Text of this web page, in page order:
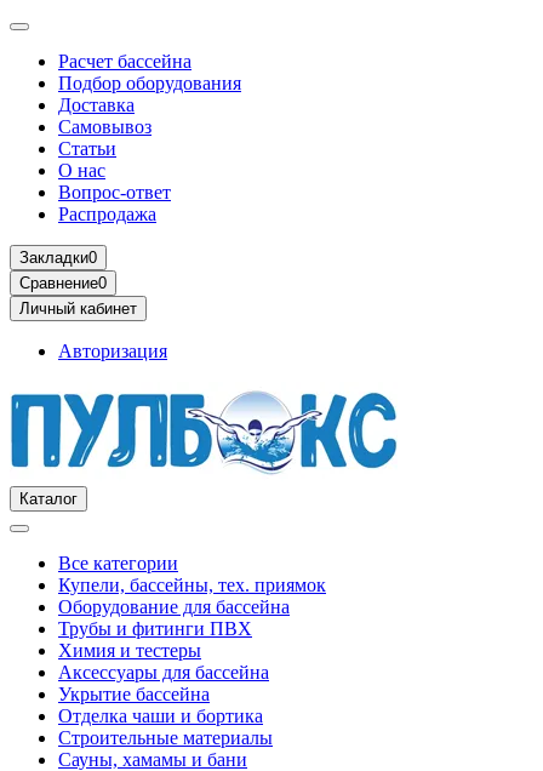
Расчет бассейна
Подбор оборудования
Доставка
Самовывоз
Статьи
О нас
Вопрос-ответ
Распродажа
Закладки0
Сравнение0
Личный кабинет
Авторизация
Каталог
Все категории
Купели, бассейны, тех. приямок
Оборудование для бассейна
Трубы и фитинги ПВХ
Химия и тестеры
Аксессуары для бассейна
Укрытие бассейна
Отделка чаши и бортика
Строительные материалы
Сауны, хамамы и бани